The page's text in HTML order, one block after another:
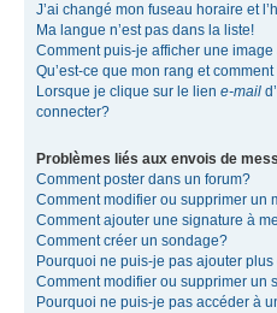
J’ai changé mon fuseau horaire et
Ma langue n’est pas dans la liste!
Comment puis-je afficher une
Qu’est-ce que mon rang et
Lorsque je clique sur le lien e-mail
connecter?
Problèmes liés aux envois de
Comment poster dans un forum?
Comment modifier ou supprimer un
Comment ajouter une signature à
Comment créer un sondage?
Pourquoi ne puis-je pas ajouter
Comment modifier ou supprimer un
Pourquoi ne puis-je pas accéder à